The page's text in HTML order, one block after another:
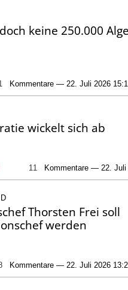
keine 250.000
Kommentare — 22. Juli 2026
wickelt sich ab
11 Kommentare — 22. Juli
Thorsten Frei soll
werden
Kommentare — 22. Juli 2026